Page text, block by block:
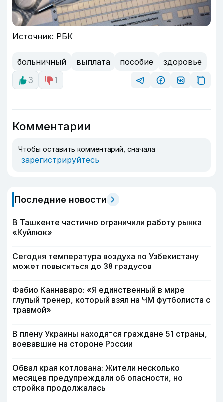
Источник: РБК
больничный выплата пособие
здоровье
3
1
Комментарии
Чтобы оставить комментарий, сначала
зарегистрируйтесь
Последние новости
В Ташкенте частично ограничили работу рынка
«Куйлюк»
Сегодня температура воздуха по Узбекистану
может повыситься до 38 градусов
Фабио Каннаваро: «Я единственный в мире
глупый тренер, который взял на ЧМ футболиста с
травмой»
В плену Украины находятся граждане 51 страны,
воевавшие на стороне России
Обвал края котлована: Жители несколько
месяцев предупреждали об опасности, но
стройка продолжалась